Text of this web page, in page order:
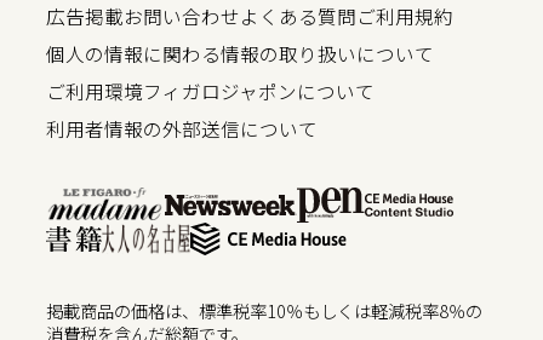
広告掲載お問い合わせよくある質問ご利用規約
個人の情報に関わる情報の取り扱いについて
ご利用環境フィガロジャポンについて
利用者情報の外部送信について
掲載商品の価格は、標準税率10％もしくは軽減税率8％の
消費税を含んだ総額です。